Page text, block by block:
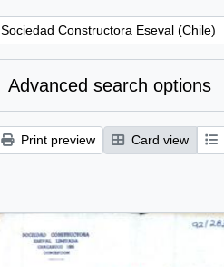
Remove filter:
Sociedad Constructora Eseval (Chile)
Advanced search options
Print preview Card view